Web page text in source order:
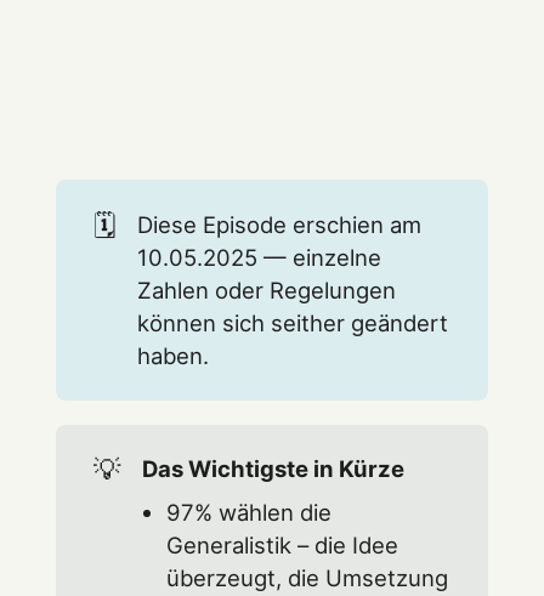
🗓️
Diese Episode erschien am
10.05.2025 — einzelne
Zahlen oder Regelungen
können sich seither geändert
haben.
💡
Das Wichtigste in Kürze
97% wählen die
Generalistik – die Idee
überzeugt, die Umsetzung